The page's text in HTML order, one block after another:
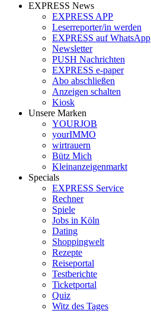
EXPRESS News
EXPRESS APP
Leserreporter/in werden
EXPRESS auf WhatsApp
Newsletter
PUSH Nachrichten
EXPRESS e-paper
Abo abschließen
Anzeigen schalten
Kiosk
Unsere Marken
YOURJOB
yourIMMO
wirtrauern
Bütz Mich
Kleinanzeigenmarkt
Specials
EXPRESS Service
Rechner
Spiele
Jobs in Köln
Dating
Shoppingwelt
Rezepte
Reiseportal
Testberichte
Ticketportal
Quiz
Witz des Tages